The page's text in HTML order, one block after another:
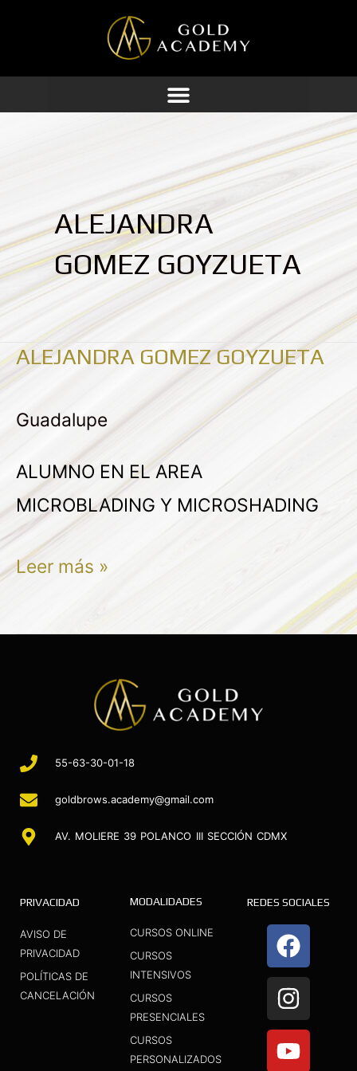
contenido
ALEJANDRA
GOMEZ GOYZUETA
ALEJANDRA GOMEZ GOYZUETA
Guadalupe
ALUMNO EN EL AREA
MICROBLADING Y MICROSHADING
ALEJANDRA
GOYZUETA
Leer más »
55-63-30-01-18
goldbrows.academy@gmail.com
AV. MOLIERE 39 POLANCO III SECCIÓN CDMX
PRIVACIDAD
AVISO DE
PRIVACIDAD
POLÍTICAS DE
CANCELACIÓN
MODALIDADES
CURSOS ONLINE
CURSOS
INTENSIVOS
CURSOS
PRESENCIALES
CURSOS
PERSONALIZADOS
REDES SOCIALES
F
a
c
e
b
o
I
n
s
t
a
g
Y
o
u
t
u
b